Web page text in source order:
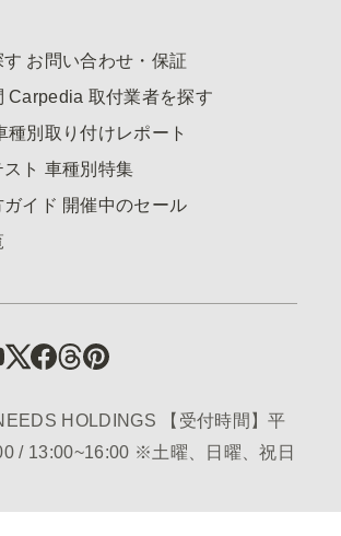
お問い合わせ・保証
Carpedia 取付業者を探す
種別取り付けレポート
ト 車種別特集
イド 開催中のセール
HOLDINGS 【受付時間】平
/ 13:00~16:00 ※土曜、日曜、祝日